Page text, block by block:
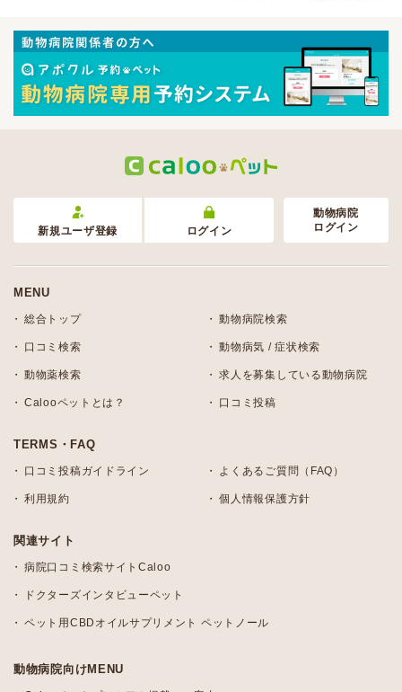
新規ユーザ登録 ログイン
動物病院
ログイン
MENU
総合トップ 動物病院検索
口コミ検索 動物病気 / 症状検索
動物薬検索 求人を募集している動物病院
Calooペットとは？ 口コミ投稿
TERMS・FAQ
口コミ投稿ガイドライン よくあるご質問（FAQ）
利用規約 個人情報保護方針
関連サイト
病院口コミ検索サイトCaloo
ドクターズインタビューペット
ペット用CBDオイルサプリメント ペットノール
動物病院向けMENU